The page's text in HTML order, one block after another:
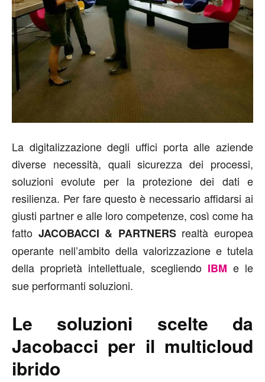
La digitalizzazione degli uffici porta alle aziende
diverse necessità, quali sicurezza dei processi,
soluzioni evolute per la protezione dei dati e
resilienza. Per fare questo è necessario affidarsi ai
giusti partner e alle loro competenze, così come ha
fatto JACOBACCI & PARTNERSrealtà europea
operante nell’ambito della valorizzazione e tutela
della proprietà intellettuale, scegliendo IBM e le
sue performanti soluzioni.
Le soluzioni scelte da
Jacobacci per il multicloud
ibrido